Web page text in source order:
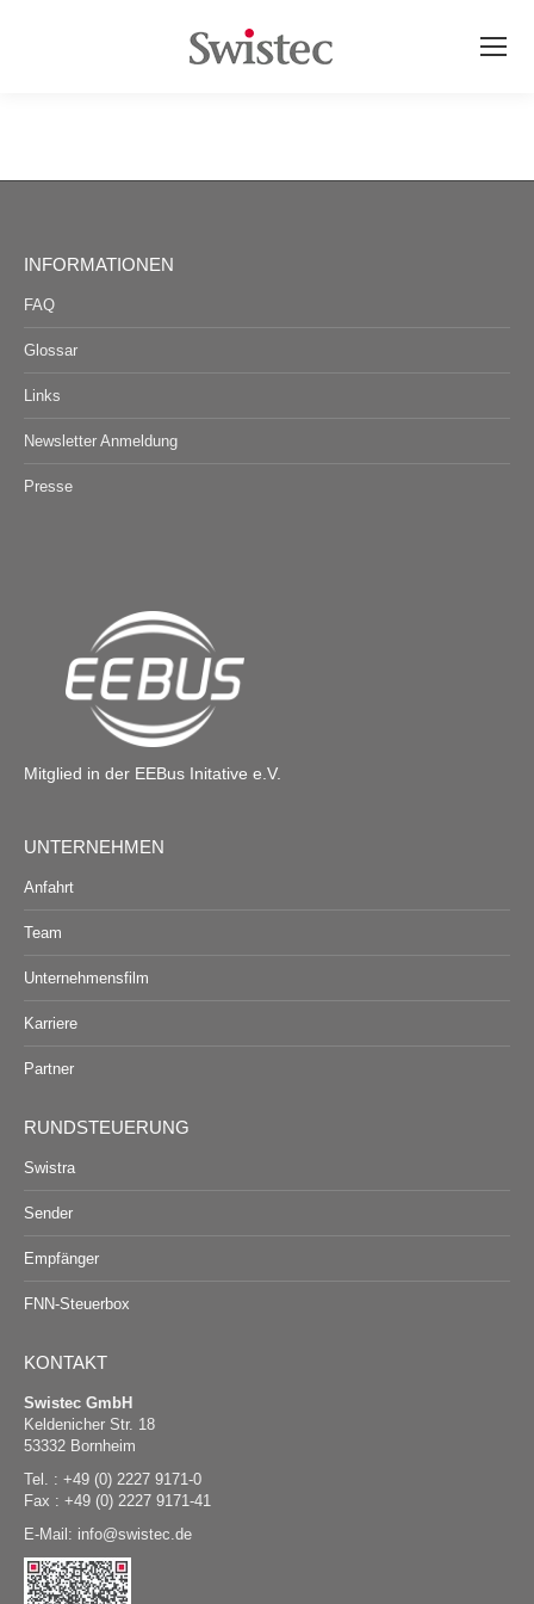
INFORMATIONEN
FAQ
Glossar
Links
Newsletter Anmeldung
Presse
Mitglied in der EEBus Initative e.V.
UNTERNEHMEN
Anfahrt
Team
Unternehmensfilm
Karriere
Partner
RUNDSTEUERUNG
Swistra
Sender
Empfänger
FNN-Steuerbox
KONTAKT
Swistec GmbH
Keldenicher Str. 18
53332 Bornheim
Tel. : +49 (0) 2227 9171-0
Fax : +49 (0) 2227 9171-41
E-Mail:
@swistec.de